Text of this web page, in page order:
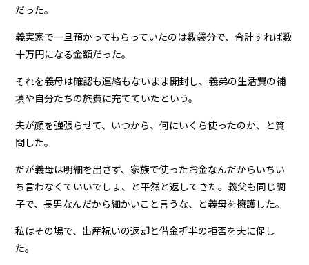
だった。
義実家で一旦預かってもらっていたのは数袋分で、合計すれば数
十万円になる金額だった。
それを義母は確認も連絡もないまま開封し、義弟の生活費の補
填や自分たちの旅費に充てていたという。
夫が顔を強張らせて、いつから、何にいくら使ったのか、と質
問した。
だが義母は明細を出さず、家族で使ったお金なんだからいちい
ち言わなくていいでしょ、と平然と返してきた。義父も同じ調
子で、長男なんだから細かいこと言うな、と義母を擁護した。
私はその場で、出産祝いの返却と借金折半の拒否を夫に促し
た。